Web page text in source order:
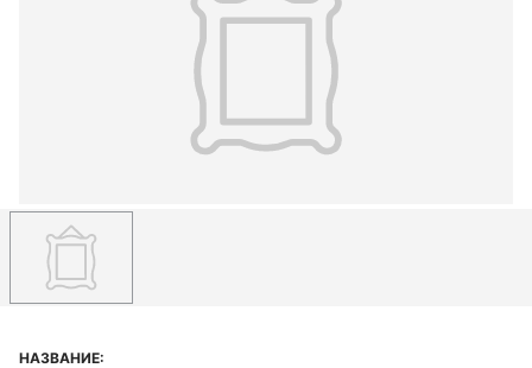
НАЗВАНИЕ: